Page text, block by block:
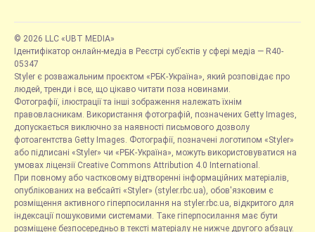
© 2026 LLC «UBT MEDIA»
Ідентифікатор онлайн-медіа в Реєстрі суб’єктів у сфері медіа — R40-
05347
Styler є розважальним проєктом «РБК-Україна», який розповідає про
людей, тренди і все, що цікаво читати поза новинами.
Фотографії, ілюстрації та інші зображення належать їхнім
правовласникам. Використання фотографій, позначених Getty Images,
допускається виключно за наявності письмового дозволу
фотоагентства Getty Images. Фотографії, позначені логотипом «Styler»
або підписані «Styler» чи «РБК-Україна», можуть використовуватися на
умовах ліцензії Creative Commons Attribution 4.0 International.
При повному або частковому відтворенні інформаційних матеріалів,
опублікованих на вебсайті «Styler» (styler.rbc.ua), обов'язковим є
розміщення активного гіперпосилання на styler.rbc.ua, відкритого для
індексації пошуковими системами. Таке гіперпосилання має бути
розміщене безпосередньо в тексті матеріалу не нижче другого абзацу.